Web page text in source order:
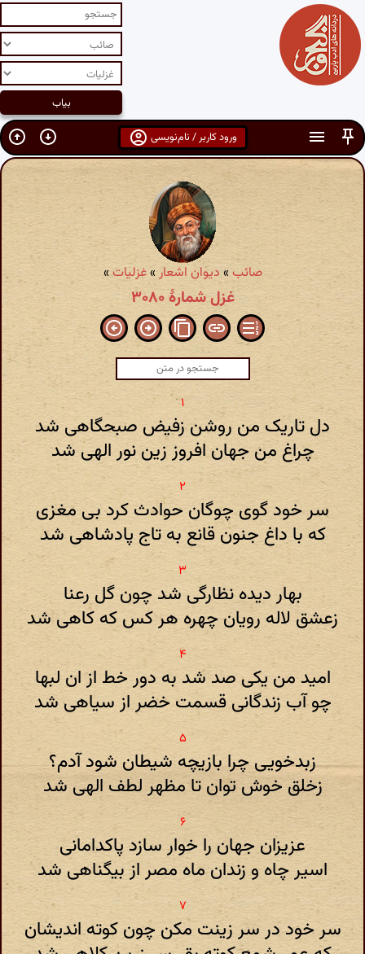
ورود کاربر / نام‌نویسی
صائب »دیوان اشعار»غزلیات»
غزل شمارهٔ ۳۰۸۰
دل تاریک من روشن زفیض صبحگاهی شد
چراغ من جهان افروز زین نور الهی شد
سر خود گوی چوگان حوادث کرد بی مغزی
که با داغ جنون قانع به تاج پادشاهی شد
بهار دیده نظارگی شد چون گل رعنا
زعشق لاله رویان چهره هر کس که کاهی شد
امید من یکی صد شد به دور خط از ان لبها
چو آب زندگانی قسمت خضر از سیاهی شد
زبدخویی چرا بازیچه شیطان شود آدم؟
زخلق خوش توان تا مظهر لطف الهی شد
عزیزان جهان را خوار سازد پاکدامانی
اسیر چاه و زندان ماه مصر از بیگناهی شد
سر خود در سر زینت مکن چون کوته اندیشان